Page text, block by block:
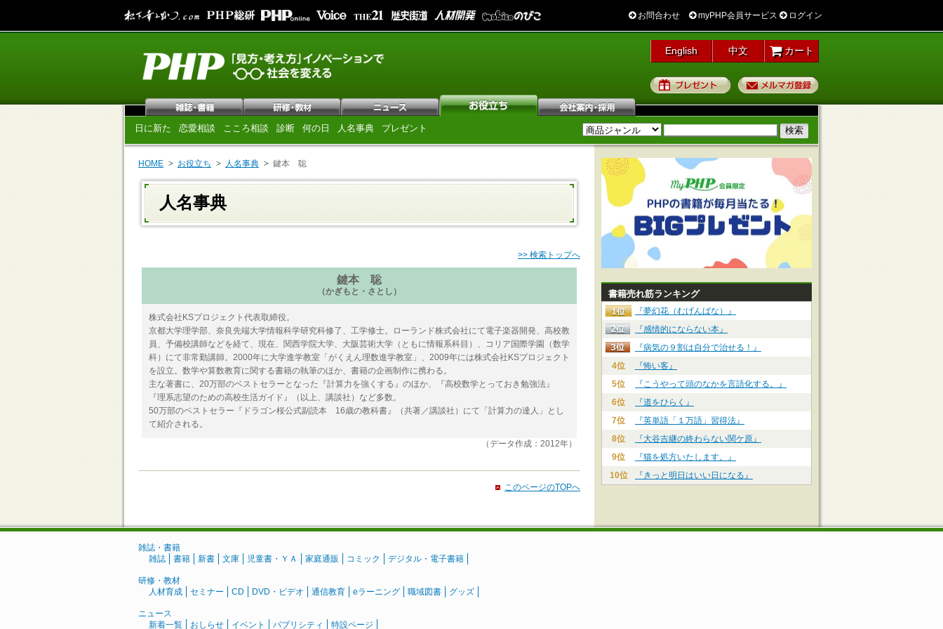
お問合わせ myPHP会員サービス ログイン
English 中文 カート
プレゼント
日に新た 恋愛相談 こころ相談 診断 何の日 人名事典 プレゼント
HOME お役立ち 人名事典 鍵本 聡
人名事典
>> 検索トップへ
鍵本 聡
（かぎもと・さとし）
株式会社KSプロジェクト代表取締役。
京都大学理学部、奈良先端大学情報科学研究科修了、工学修士。ローランド株式会社にて電子楽器開発、高校教
員、予備校講師などを経て、現在、関西学院大学、大阪芸術大学（ともに情報系科目）、コリア国際学園（数学
科）にて非常勤講師。2000年に大学進学教室「がくえん理数進学教室」、2009年には株式会社KSプロジェクト
を設立。数学や算数教育に関する書籍の執筆のほか、書籍の企画制作に携わる。
主な著書に、20万部のベストセラーとなった『計算力を強くする』のほか、『高校数学とっておき勉強法』
『理系志望のための高校生活ガイド』（以上、講談社）など多数。
50万部のベストセラー『ドラゴン桜公式副読本 16歳の教科書』（共著／講談社）にて「計算力の達人」とし
て紹介される。
（データ作成：2012年）
このページのTOPへ
書籍売れ筋ランキング
『夢幻花（むげんばな）』
『感情的にならない本』
『病気の９割は自分で治せる！』
4位
『怖い客』
5位
『こうやって頭のなかを言語化する。』
6位
『道をひらく』
7位
『英単語「１万語」習得法』
8位
『大谷吉継の終わらない関ケ原』
9位
『猫を処方いたします。』
10位
『きっと明日はいい日になる』
雑誌・書籍
雑誌
書籍 新書 文庫 児童書・ＹＡ 家庭通販 コミック デジタル・電子書籍
研修・教材
人材育成
セミナー CD DVD・ビデオ 通信教育 eラーニング 職域図書 グッズ
ニュース
新着一覧
おしらせ イベント パブリシティ 特設ページ